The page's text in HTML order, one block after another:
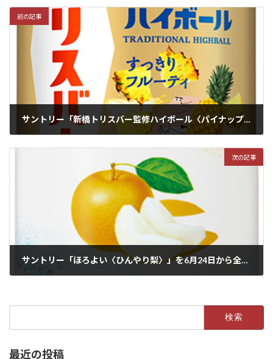
前の記事
サントリー「新橋トリスバー監修ハイボール〈パイナップル〉」を6月24日から全国で期間限定新発売
次の記事
サントリー「ほろよい〈ひんやり梨〉」を6月24日から全国で期間限定新発売
最近の投稿